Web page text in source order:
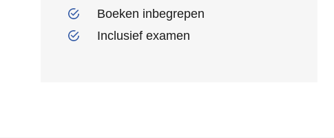
Boeken inbegrepen
Inclusief examen